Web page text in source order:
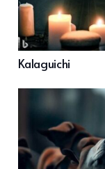
Kalaguichi